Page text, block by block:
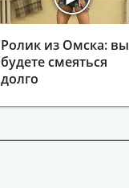
Ролик из Омска: вы
будете смеяться
долго